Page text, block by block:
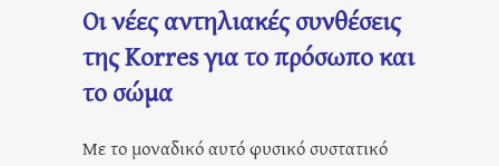
Οι νέες αντηλιακές συνθέσεις
της Korres για το πρόσωπο και
το σώμα
Με το μοναδικό αυτό φυσικό συστατικό